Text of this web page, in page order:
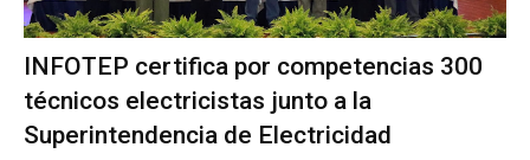
INFOTEP certifica por competencias 300
técnicos electricistas junto a la
Superintendencia de Electricidad